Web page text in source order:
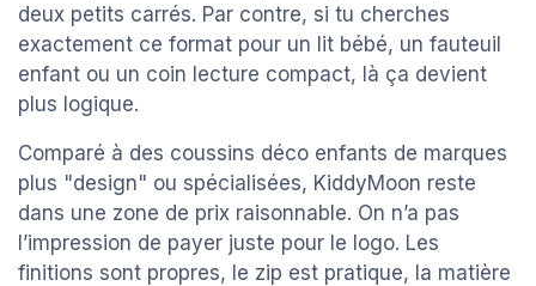
deux petits carrés. Par contre, si tu cherches
exactement ce format pour un lit bébé, un fauteuil
enfant ou un coin lecture compact, là ça devient
plus logique.
Comparé à des coussins déco enfants de marques
plus "design" ou spécialisées, KiddyMoon reste
dans une zone de prix raisonnable. On n’a pas
l’impression de payer juste pour le logo. Les
finitions sont propres, le zip est pratique, la matière